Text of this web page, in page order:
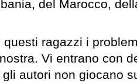
del Marocco,
ragazzi i
Vi entrano con
autori non giocano